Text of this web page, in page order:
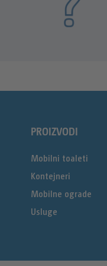
PROIZVODI
Mobilni toaleti
Kontejneri
Mobilne ograde
Usluge